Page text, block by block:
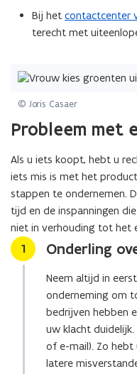
© Joris Casaer
(Klik
op
de
voor
vergrote
weergave)
e
u
v
s
e
r
)
Bij het contactcenter
(
o
n
t
n
w
e
e
terecht met
Probleem met
Als u iets koopt, hebt u
iets mis is met het
stappen te ondernemen.
tijd en de inspanningen
niet in verhouding tot het
Stap
1 Onderling
Neem altijd in
onderneming om
bedrijven hebben
uw klacht
of e-mail). Zo
latere